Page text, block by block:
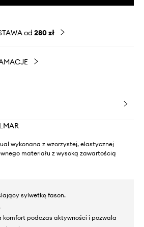
od 280 zł
wykonana z wzorzystej, elastycznej
materiału z wysoką zawartością
sylwetkę fason.
komfort podczas aktywności i pozwala